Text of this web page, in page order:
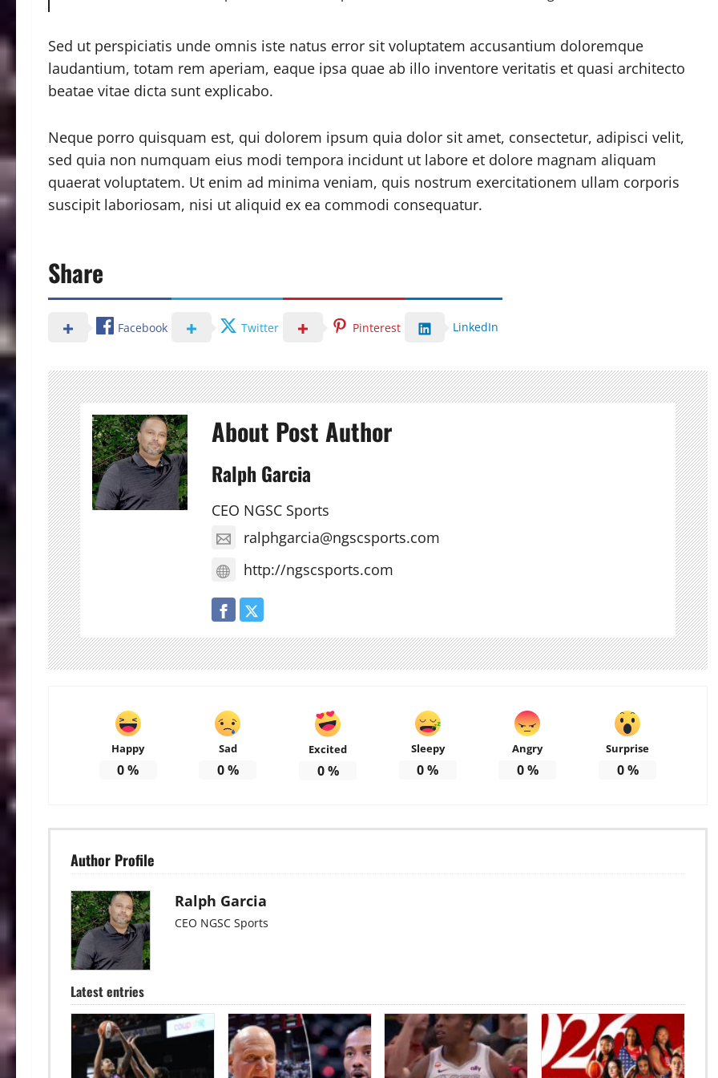
Sed ut perspiciatis unde omnis iste natus error sit voluptatem accusantium doloremque
laudantium, totam rem aperiam, eaque ipsa quae ab illo inventore veritatis et quasi architecto
beatae vitae dicta sunt explicabo.
Neque porro quisquam est, qui dolorem ipsum quia dolor sit amet, consectetur, adipisci velit,
sed quia non numquam eius modi tempora incidunt ut labore et dolore magnam aliquam
quaerat voluptatem. Ut enim ad minima veniam, quis nostrum exercitationem ullam corporis
suscipit laboriosam, nisi ut aliquid ex ea commodi consequatur.
Share
Facebook Twitter Pinterest LinkedIn
About Post Author
Ralph Garcia
CEO NGSC Sports
ralphgarcia@ngscsports.com
http://ngscsports.com
Happy
0%
Sad
0%
Excited
0%
Sleepy
0%
Angry
0%
Surprise
0%
Author Profile
Ralph Garcia
CEO NGSC Sports
Latest entries